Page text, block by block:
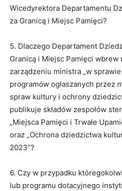
Wicedyrektora Departamentu
za Granicą i Miejsc Pamięci?
5. Dlaczego Departament
Granicą i Miejsc Pamięci wbrew
zarządzeniu ministra „w
programów ogłaszanych przez
spraw kultury i ochrony
publikuje składów zespołów
„Miejsca Pamięci i Trwałe
oraz „Ochrona dziedzictwa
2023”?
6. Czy w przypadku
lub programu dotacyjnego